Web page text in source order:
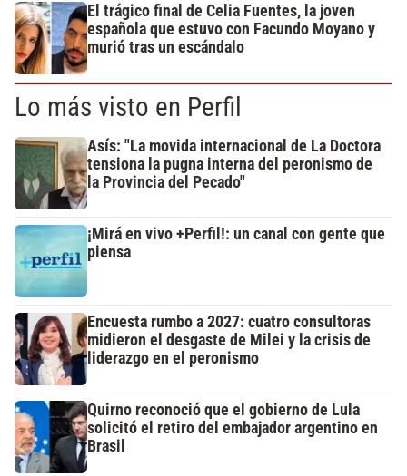
El trágico final de Celia Fuentes, la joven
española que estuvo con Facundo Moyano y
murió tras un escándalo
Lo más visto en Perfil
Asís: "La movida internacional de La Doctora
tensiona la pugna interna del peronismo de
la Provincia del Pecado"
¡Mirá en vivo +Perfil!: un canal con gente que
piensa
Encuesta rumbo a 2027: cuatro consultoras
midieron el desgaste de Milei y la crisis de
liderazgo en el peronismo
Quirno reconoció que el gobierno de Lula
solicitó el retiro del embajador argentino en
Brasil